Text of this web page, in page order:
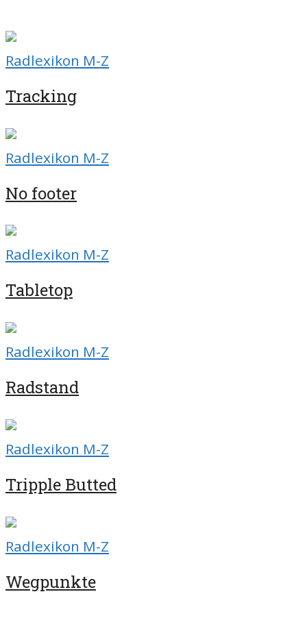
Radlexikon M-Z
Tracking
Radlexikon M-Z
No footer
Radlexikon M-Z
Tabletop
Radlexikon M-Z
Radstand
Radlexikon M-Z
Tripple Butted
Radlexikon M-Z
Wegpunkte